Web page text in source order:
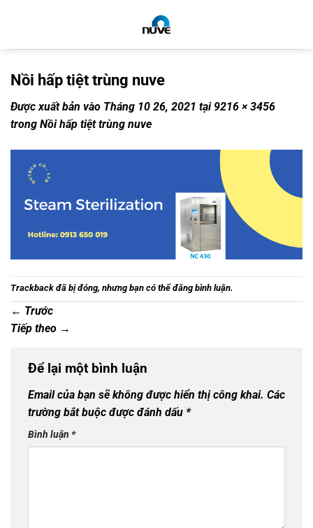
Nồi hấp tiệt trùng nuve
Được xuất bản vào Tháng 10 26, 2021 tại 9216 × 3456
trong Nồi hấp tiệt trùng nuve
Trackback đã bị đóng, nhưng bạn có thểđăng bình luận.
← Trước
Tiếp theo →
Để lại một bình luận
Email của bạn sẽ không được hiển thị công khai. Các
trường bắt buộc được đánh dấu *
Bình luận *